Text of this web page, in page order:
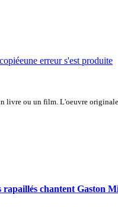
une erreur s'est produite
livre ou un film. L'oeuvre
rapaillés chantent Gaston